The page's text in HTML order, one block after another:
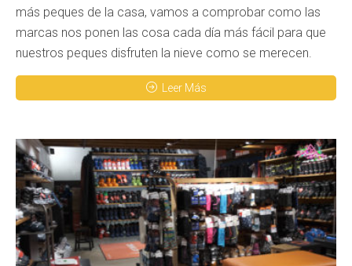
más peques de la casa, vamos a comprobar como las
marcas nos ponen las cosa cada día más fácil para que
nuestros peques disfruten la nieve como se merecen.
Leer Más